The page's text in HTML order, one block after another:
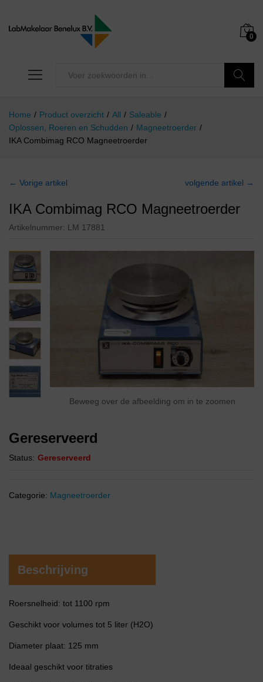
0
Home / Product overzicht / All / Saleable /
Oplossen, Roeren en Schudden / Magneetroerder /
IKA Combimag RCO Magneetroerder
← Vorige artikel volgende artikel →
IKA Combimag RCO Magneetroerder
Artikelnummer: LM 17881
Beweeg over de afbeelding om in te zoomen
Gereserveerd
Status: Gereserveerd
Categorie: Magneetroerder
Beschrijving
Roersnelheid: tot 1100 rpm
Geschikt voor volumes tot 5 liter (H2O)
Diameter plaat: 125 mm
Ideaal geschikt voor titraties